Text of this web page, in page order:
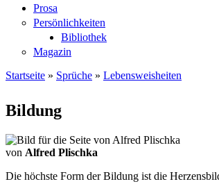
Prosa
Persönlichkeiten
Bibliothek
Magazin
Startseite » Sprüche » Lebensweisheiten
Bildung
von Alfred Plischka
Die höchste Form der Bildung ist die